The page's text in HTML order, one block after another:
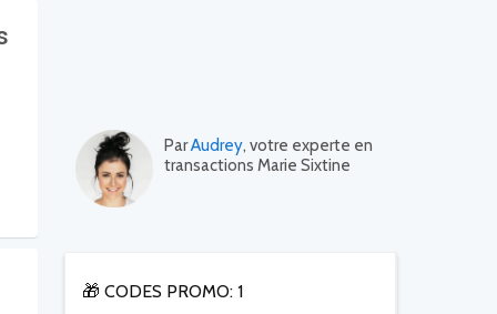
ParAudrey, votre experte en
transactions Marie Sixtine
🎁 CODES PROMO: 1